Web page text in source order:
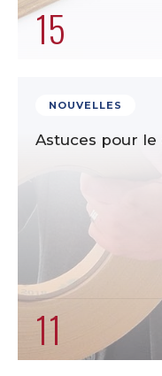
15
NOUVELLES
Astuces pour
11